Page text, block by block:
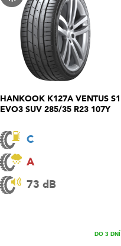
HANKOOK K127A VENTUS S1
EVO3 SUV 285/35 R23 107Y
C
A
73 dB
DO 3 DNÍ